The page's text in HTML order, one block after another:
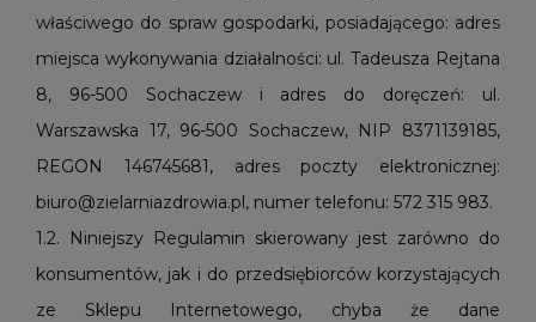
właściwego do spraw gospodarki, posiadającego: adres
miejsca wykonywania działalności: ul. Tadeusza Rejtana
8, 96-500 Sochaczew i adres do doręczeń: ul.
Warszawska 17, 96-500 Sochaczew, NIP 8371139185,
REGON 146745681, adres poczty elektronicznej:
biuro@zielarniazdrowia.pl, numer telefonu: 572 315 983.
1.2. Niniejszy Regulamin skierowany jest zarówno do
konsumentów, jak i do przedsiębiorców korzystających
ze Sklepu Internetowego, chyba że dane